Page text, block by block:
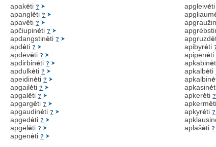
apakėti?
apanglėti?
apavėti?
apčiupinėti?
apdangstinėti?
apdėti?
apdėvėti?
apdirbinėti?
apdulkėti?
apeidinėti?
apgailėti?
apgalėti?
apgargėti?
apgaudinėti?
apgedėti?
apgėlėti?
apgenėti?
apgleivė
apgliaum
apgruzdė
apibyrėti
apipenėti
apkabinė
apkalbėti
apkalbinė
apkasinė
apkerėti?
apkermė
apkyrėti?
apklausin
aplašėti?